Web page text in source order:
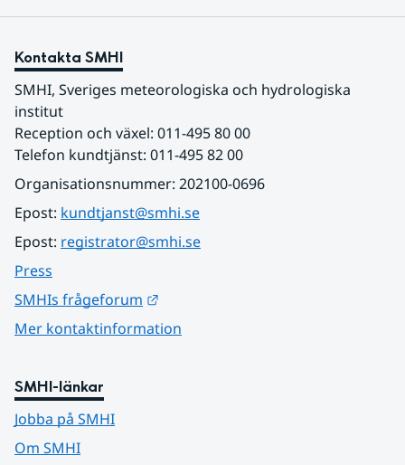
Kontakta SMHI
SMHI, Sveriges meteorologiska och hydrologiska
institut
Reception och växel: 011-495 80 00
Telefon kundtjänst: 011-495 82 00
Organisationsnummer: 202100-0696
Epost: kundtjanst@smhi.se
Epost: registrator@smhi.se
Press
SMHIs frågeforum
Mer kontaktinformation
SMHI-länkar
Jobba på SMHI
Om SMHI